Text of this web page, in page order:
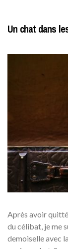
Un chat dans
Après avoir
du célibat, je me
demoiselle avec